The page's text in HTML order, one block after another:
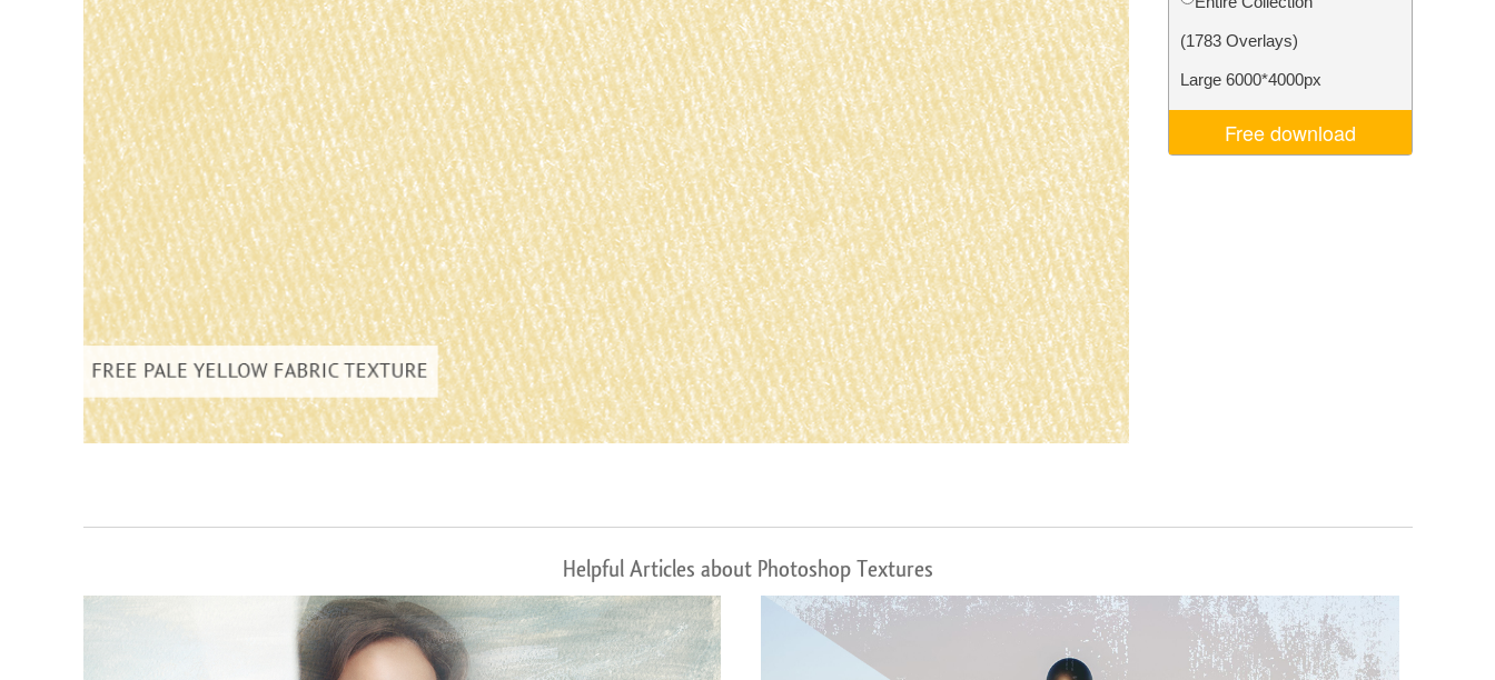
Urejanje fotografij izdelka Urejanje fotografij nakita Podatki za usposabljanje AI Video Editing Services
(1783 Overlays)
Large 6000*4000px
Free download
Helpful Articles about Photoshop Textures